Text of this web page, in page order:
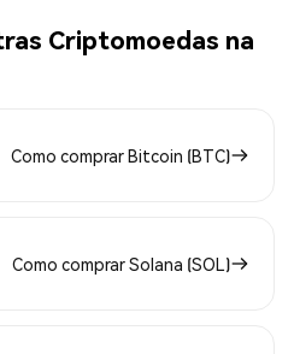
Criptomoedas na
Como comprar Bitcoin (BTC)
Como comprar Solana (SOL)